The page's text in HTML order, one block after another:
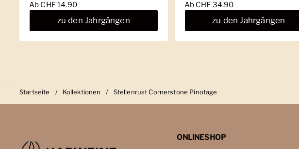
Ab CHF 14.90
zu den Jahrgängen
Ab CHF 34.90
zu den Jahrgängen
Startseite / Kollektionen / Stellenrust Cornerstone Pinotage
ONLINESHOP